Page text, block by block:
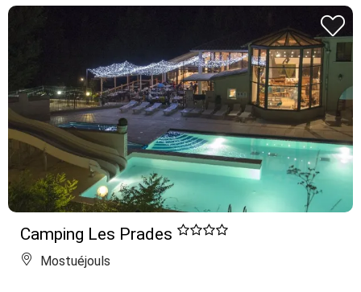
Camping Les Prades
Mostuéjouls